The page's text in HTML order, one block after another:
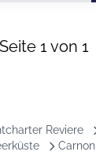
Seite 1von 1
Reviere
Carnon